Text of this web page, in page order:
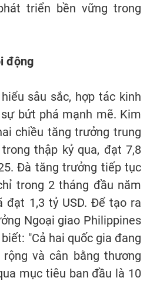
triển bền vững trong
động
sâu sắc, hợp tác kinh
bứt phá mạnh mẽ. Kim
chiều tăng trưởng trung
thập kỷ qua, đạt 7,8
Đà tăng trưởng tiếp tục
trong 2 tháng đầu năm
đạt 1,3 tỷ USD. Để tạo ra
Ngoại giao Philippines
"Cả hai quốc gia đang
và cân bằng thương
mục tiêu ban đầu là 10